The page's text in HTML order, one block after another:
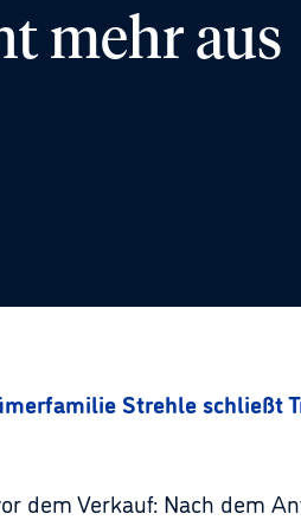
mehr aus
Strehle schließt
dem Verkauf: Nach dem